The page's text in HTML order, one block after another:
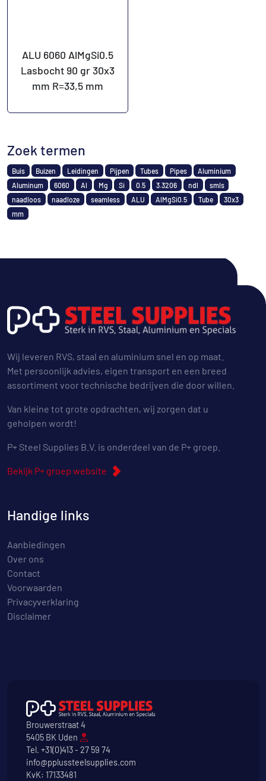
ALU 6060 AlMgSi0.5
Lasbocht 90 gr 30x3
mm R=33,5 mm
Zoek termen
Buis Buizen Leidingen Pijpen Tubes Pipes
Aluminium
Aluminum
6060 Al Mg Si 0.5 3.3206 ndl
smls
naadloos
naadloze seamless ALU AlMgSi0.5 Tube
30x3
mm
Wij leveren RVS, staal en aluminium snel en op maat.
Met persoonlijk advies, eigen transport en een breed
assortiment voor technische bedrijven die door willen.
Van kleine tot grote opdrachten, wij zorgen dat u
geholpen wordt!
P+ Steel Supplies B.V. is onderdeel van de P+ groep.
Bekijk P+ groep website
Handige links
Aanbiedingen
Over ons
Contact
Voorwaarden
Privacyverklaring
Disclaimer
Brouwerstraat 4
5405 BK Uden
Tel. +31(0)413 - 27 59 74
info@pplussteelsupplies.com
KvK: 17133481